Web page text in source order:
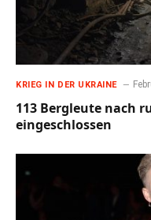
KRIEG IN DER UKRAINE
113 Bergleute nach
eingeschlossen